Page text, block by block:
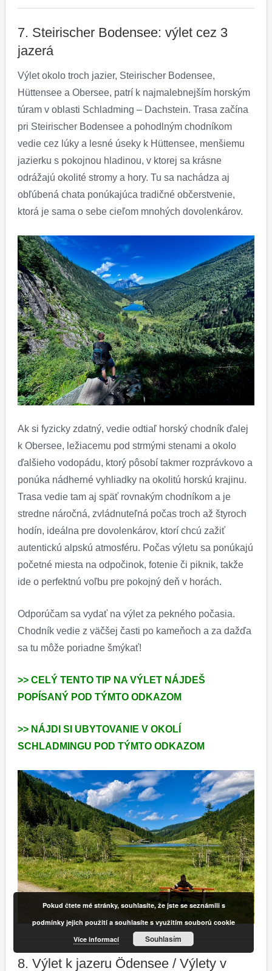
7. Steirischer Bodensee: výlet cez 3
jazerá
Výlet okolo troch jazier, Steirischer Bodensee,
Hüttensee a Obersee, patrí k najmalebnejším horským
túram v oblasti Schladming – Dachstein. Trasa začína
pri Steirischer Bodensee a pohodlným chodníkom
vedie cez lúky a lesné úseky k Hüttensee, menšiemu
jazierku s pokojnou hladinou, v ktorej sa krásne
odrážajú okolité stromy a hory. Tu sa nachádza aj
obľúbená chata ponúkajúca tradičné občerstvenie,
ktorá je sama o sebe cieľom mnohých dovolenkárov.
Ak si fyzicky zdatný, vedie odtiaľ horský chodník ďalej
k Obersee, ležiacemu pod strmými stenami a okolo
ďalšieho vodopádu, ktorý pôsobí takmer rozprávkovo a
ponúka nádherné vyhliadky na okolitú horskú krajinu.
Trasa vedie tam aj späť rovnakým chodníkom a je
stredne náročná, zvládnuteľná počas troch až štyroch
hodín, ideálna pre dovolenkárov, ktorí chcú zažiť
autentickú alpskú atmosféru. Počas výletu sa ponúkajú
početné miesta na odpočinok, fotenie či piknik, takže
ide o perfektnú voľbu pre pokojný deň v horách.
Odporúčam sa vydať na výlet za pekného počasia.
Chodník vedie z väčšej časti po kameňoch a za dažďa
sa tu môže poriadne šmýkať!
>> CELÝ TENTO TIP NA VÝLET NÁJDEŠ
POPÍSANÝ POD TÝMTO ODKAZOM
>> NÁJDI SI UBYTOVANIE V OKOLÍ
SCHLADMINGU POD TÝMTO ODKAZOM
8. Výlet k jazeru Ödensee / Výlety v
Pokud čtete mé stránky, souhlasíte, že jste se seznámili s
podmínky jejich použití a souhlasíte s využitím souborů cookie
Více informací
Souhlasím